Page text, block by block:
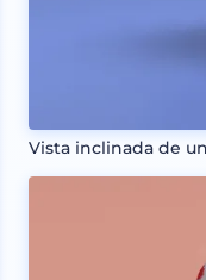
Vista inclinada de